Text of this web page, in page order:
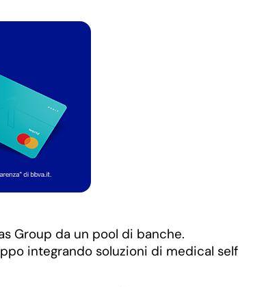
Group da un pool di banche.
integrando soluzioni di medical self